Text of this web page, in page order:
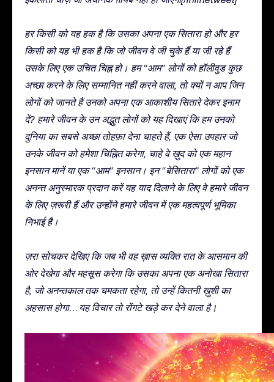
हर किसी को यह हक है कि उसका अपना एक सितारा हो और हर
किसी को यह भी हक है कि जो जीवन वे जी चुके हैं या जी रहे हैं
उसके लिए एक उचित चिह्न हो। हम “आम” लोगों को हॉलीवुड कुछ
अच्छा करने के लिए सम्मानित नहीं करने वाला, तो क्यों न आप जिन
लोगों को जानते हैं उनको अपना एक आकाशीय सितारे देकर इनाम
दें? हमारे जीवन के उन अद्भुत लोगों को यह दिखाएं कि हम उनको
दुनिया का सबसे अच्छा तोहफ़ा देना चाहते हैं, एक ऐसा उपहार जो
उनके जीवन को हमेशा चिह्नित करेगा, चाहे वे ख़ुद को एक महान
इनसान मानें या एक “आम” इनसान। इन “बेसितारा” लोगों को एक
अनन्त अनुस्मारक प्रदान करें यह याद दिलाने के लिए वे हमारे जीवन
के लिए ज़रूरी हैं और उन्होंने हमारे जीवन में एक महत्वपूर्ण भूमिका
निभाई है।
ज़रा सोचकर देखिए कि जब भी वह ख़ास व्यक्ति रात के आसमान की
ओर देखेगा और महसूस करेगा कि उसका अपना एक अनोखा सितारा
है, जो अनन्तकाल तक चमकता रहेगा, तो उन्हें कितनी ख़ुशी का
अहसास होगा…यह विचार तो रोंगटे खड़े कर देने वाला है।